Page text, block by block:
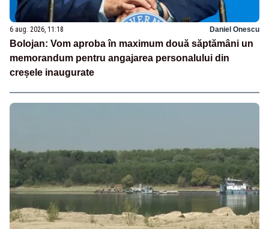
6 aug. 2026, 11:18 Daniel Onescu
Bolojan: Vom aproba în maximum două săptămâni un
memorandum pentru angajarea personalului din
creșele inaugurate